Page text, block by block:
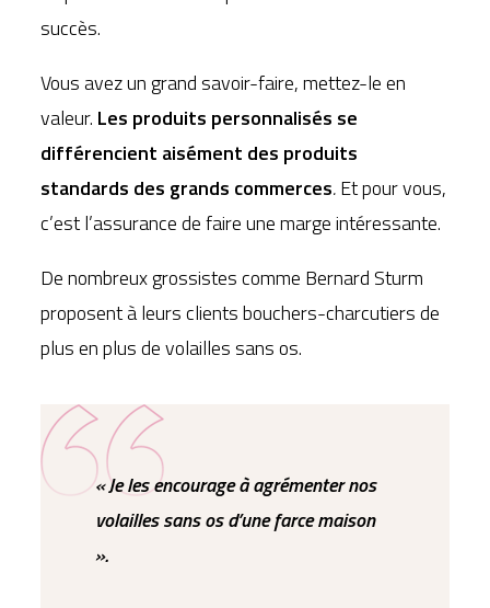
succès.
Vous avez un grand savoir-faire, mettez-le en
valeur. Les produits personnalisés se
différencient aisément des produits
standards des grands commerces.Et pour vous,
c’est l’assurance de faire une marge intéressante.
De nombreux grossistes comme Bernard Sturm
proposent à leurs clients bouchers-charcutiers de
plus en plus de volailles sans os.
« Je les encourage à agrémenter nos
volailles sans os d’une farce maison
».